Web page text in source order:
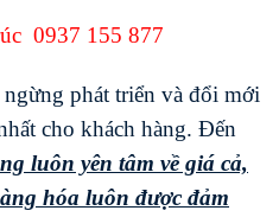
0937 155 877
phát triển và đổi mới
cho khách hàng. Đến
luôn yên tâm về giá cả,
hóa luôn được đảm